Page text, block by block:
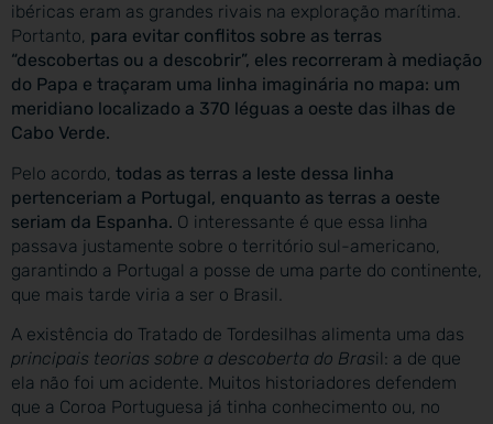
ibéricas eram as grandes rivais na exploração marítima.
Portanto, para evitar conflitos sobre as terras
“descobertas ou a descobrir”, eles recorreram à mediação
do Papa e traçaram uma linha imaginária no mapa: um
meridiano localizado a 370 léguas a oeste das ilhas de
Cabo Verde.
Pelo acordo, todas as terras a leste dessa linha
pertenceriam a Portugal, enquanto as terras a oeste
seriam da Espanha. O interessante é que essa linha
passava justamente sobre o território sul-americano,
garantindo a Portugal a posse de uma parte do continente,
que mais tarde viria a ser o Brasil.
A existência do Tratado de Tordesilhas alimenta uma das
principais teorias sobre a descoberta do Brasil: a de que
ela não foi um acidente. Muitos historiadores defendem
que a Coroa Portuguesa já tinha conhecimento ou, no